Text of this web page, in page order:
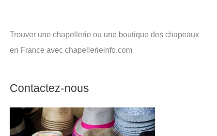
Trouver une chapellerie ou une boutique des chapeaux
en France avec chapellerieinfo.com
Contactez-nous